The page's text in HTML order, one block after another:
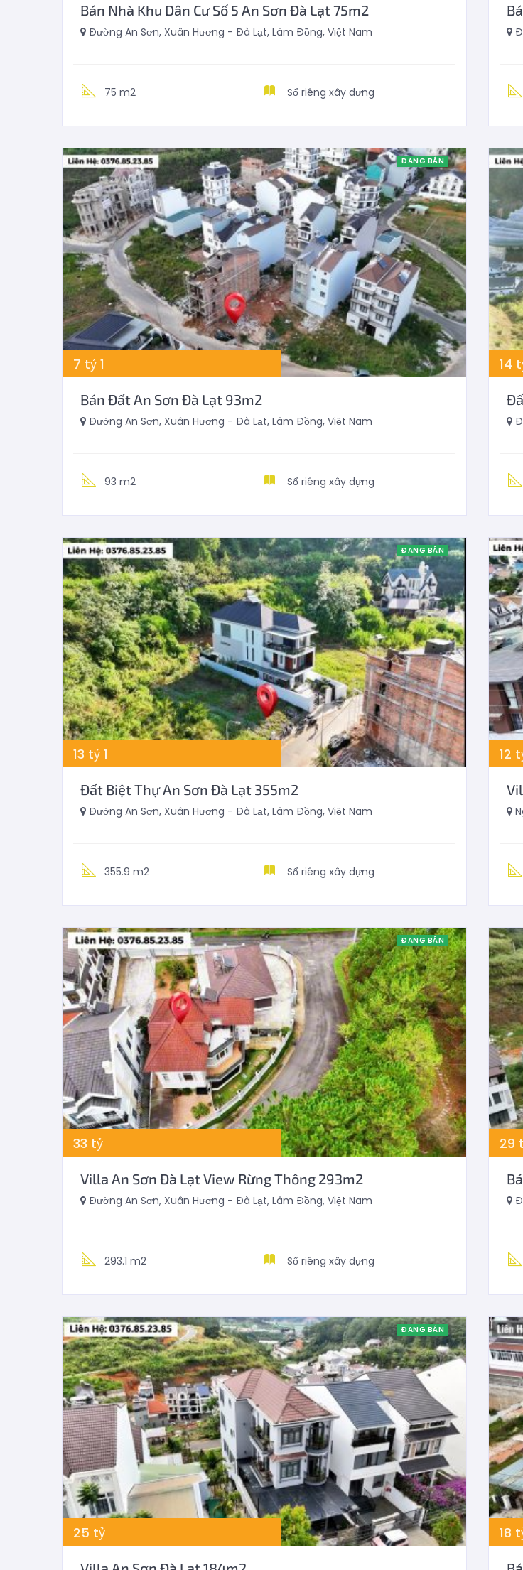
Bán Nhà Khu Dân Cư Số 5 An Sơn Đà Lạt 75m2
Đường An Sơn, Xuân Hương - Đà Lạt, Lâm Đồng, Việt Nam
75 m2 Sổ riêng xây dựng
ĐANG BÁN
7 tỷ 1
Bán Đất An Sơn Đà Lạt 93m2
Đường An Sơn, Xuân Hương - Đà Lạt, Lâm Đồng, Việt Nam
93 m2 Sổ riêng xây dựng
14
ĐANG BÁN
13 tỷ 1
Đất Biệt Thự An Sơn Đà Lạt 355m2
Đường An Sơn, Xuân Hương - Đà Lạt, Lâm Đồng, Việt Nam
355.9 m2 Sổ riêng xây dựng
12
ĐANG BÁN
33 tỷ
Villa An Sơn Đà Lạt View Rừng Thông 293m2
Đường An Sơn, Xuân Hương - Đà Lạt, Lâm Đồng, Việt Nam
293.1 m2 Sổ riêng xây dựng
29
ĐANG BÁN
25 tỷ 18